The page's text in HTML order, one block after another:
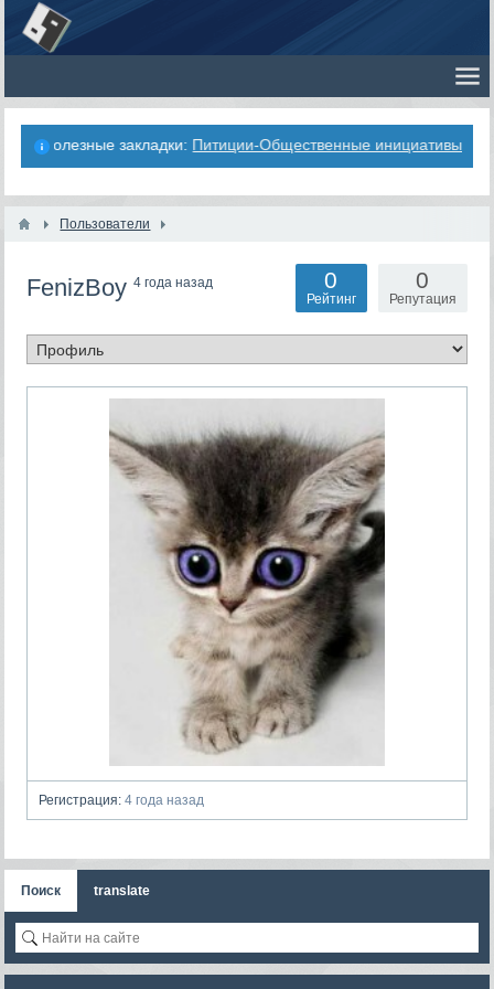
Полезные закладки:Питиции-Общественные инициативы
Пользователи
FenizBoy4 года назад 0
Репутация
0
Рейтинг
Регистрация: 4 года назад
Поиск translate